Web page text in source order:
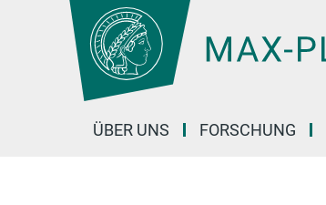
Hauptinhalt
ÜBER UNS FORSCHUNG